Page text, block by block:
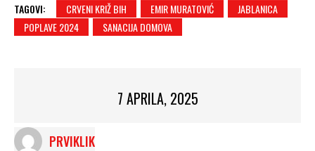
TAGOVI: CRVENI KRIŽ BIH EMIR MURATOVIĆ
JABLANICA
POPLAVE 2024
SANACIJA DOMOVA
7 APRILA, 2025
PRVIKLIK